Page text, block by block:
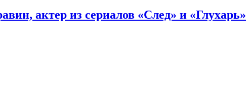
актер из сериалов «След» и «Глухарь»